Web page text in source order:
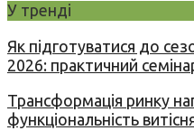
У тренді
Як підготуватися до
2026: практичний
Трансформація ринку
функціональність